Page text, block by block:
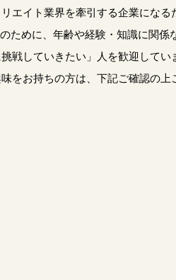
エイト業界を牽引する企業になる
ために、年齢や経験・知識に関係
戦していきたい」人を歓迎してい
をお持ちの方は、下記ご確認の上